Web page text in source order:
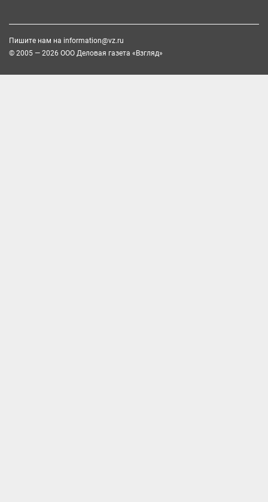
Пишите нам на information@vz.ru
© 2005 — 2026 ООО Деловая газета «Взгляд»